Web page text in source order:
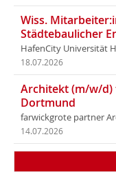
Wiss.
Städtebaulicher
HafenCity Universität
18.07.2026
Architekt (m/w/d)
Dortmund
farwickgrote partner
14.07.2026